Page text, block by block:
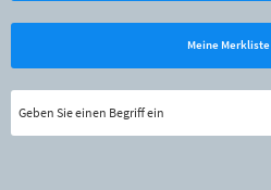
Meine Merkliste